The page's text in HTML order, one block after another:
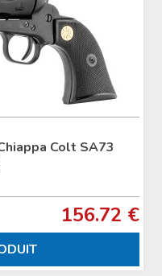
Colt SA73
156.72 €